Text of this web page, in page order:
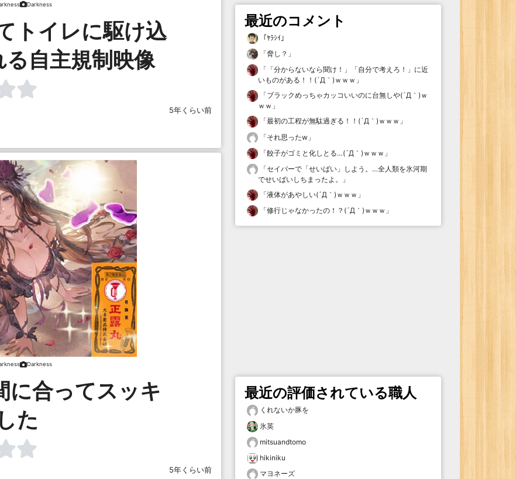
Darkness
トイレに駆け込
自主規制映像
5年くらい前
Darkness
合ってスッキ
た
5年くらい前
最近のコメント
「ﾔﾗｼｲ 」
「脅し？ 」
「 「分からないなら聞け！」「自分で考えろ！」に近
いものがある！！(´Д｀)ｗｗｗ 」
「ブラックめっちゃカッコいいのに台無しや(´Д｀)ｗ
ｗｗ 」
「最初の工程が無駄過ぎる！！(´Д｀)ｗｗｗ 」
「それ思ったw 」
「餃子がゴミと化しとる…(´Д｀)ｗｗｗ 」
「セイバーで「せいばい」しよう。…全人類を氷河期
でせいばいしちまったよ。
」
「液体があやしい(´Д｀)ｗｗｗ 」
「修行じゃなかったの！？(´Д｀)ｗｗｗ 」
最近の評価されている職人
くれないか豚を
氷英
mitsuandtomo
hikiniku
マヨネーズ